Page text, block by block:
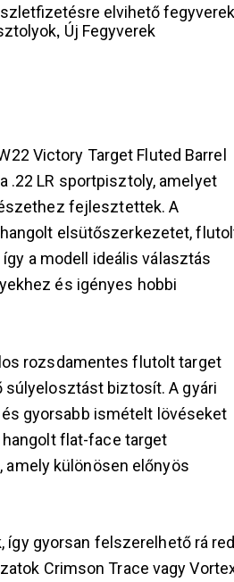
elvihető fegyverek
, Új Fegyverek
Victory Target Fluted Barrel
.22 LR sportpisztoly, amelyet
fejlesztettek. A
elsütőszerkezetet,
a modell ideális választás
és igényes hobbi
rozsdamentes flutolt target
súlyelosztást biztosít. A gyári
gyorsabb ismételt lövéseket
flat-face target
különösen előnyös
így gyorsan felszerelhető rá red
Crimson Trace vagy